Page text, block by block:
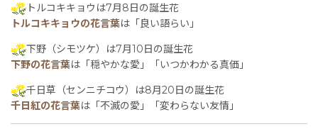
トルコキキョウは7月8日の誕生花
トルコキキョウの花言葉は「良い語らい」
下野（シモツケ）は7月10日の誕生花
下野の花言葉は「穏やかな愛」「いつかわかる真価」
千日草（センニチコウ）は8月20日の誕生花
千日紅の花言葉は「不滅の愛」「変わらない友情」